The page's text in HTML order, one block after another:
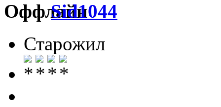
Sid1044
Старожил